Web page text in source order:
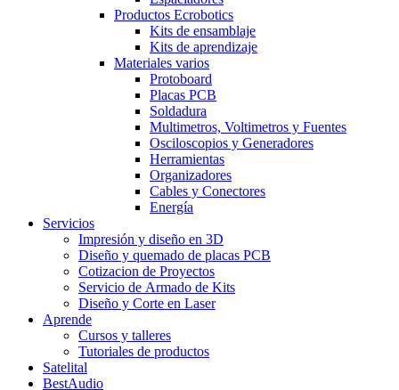
Productos Ecrobotics
Kits de ensamblaje
Kits de aprendizaje
Materiales varios
Protoboard
Placas PCB
Soldadura
Multimetros, Voltimetros y Fuentes
Osciloscopios y Generadores
Herramientas
Organizadores
Cables y Conectores
Energía
Servicios
Impresión y diseño en 3D
Diseño y quemado de placas PCB
Cotizacion de Proyectos
Servicio de Armado de Kits
Diseño y Corte en Laser
Aprende
Cursos y talleres
Tutoriales de productos
Satelital
BestAudio